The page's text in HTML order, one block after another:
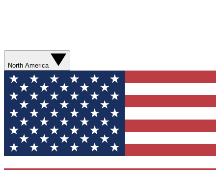
North America